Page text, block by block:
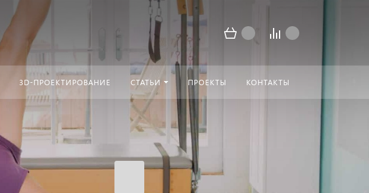
3D-ПРОЕКТИРОВАНИЕ СТАТЬИ ПРОЕКТЫ КОНТАКТЫ